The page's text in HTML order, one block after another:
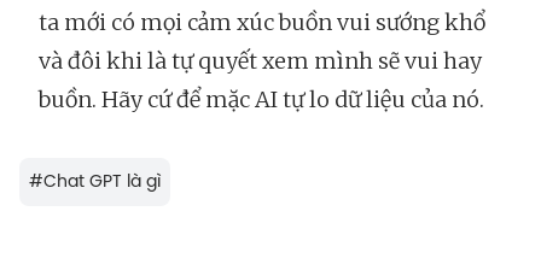
ta mới có mọi cảm xúc buồn vui sướng khổ
và đôi khi là tự quyết xem mình sẽ vui hay
buồn. Hãy cứ để mặc AI tự lo dữ liệu của nó.
#Chat GPT là gì